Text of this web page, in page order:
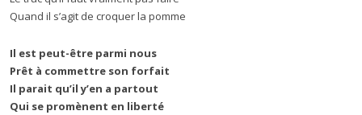
Quand il s’agit de croquer la pomme
Il est peut-être parmi nous
Prêt à commettre son forfait
Il parait qu’il y’en a partout
Qui se promènent en liberté